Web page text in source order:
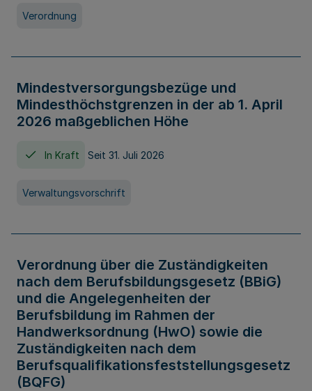
Verordnung
Mindestversorgungsbezüge und
Mindesthöchstgrenzen in der ab 1. April
2026 maßgeblichen Höhe
In Kraft Seit 31. Juli 2026
Verwaltungsvorschrift
Verordnung über die Zuständigkeiten
nach dem Berufsbildungsgesetz (BBiG)
und die Angelegenheiten der
Berufsbildung im Rahmen der
Handwerksordnung (HwO) sowie die
Zuständigkeiten nach dem
Berufsqualifikationsfeststellungsgesetz
(BQFG)